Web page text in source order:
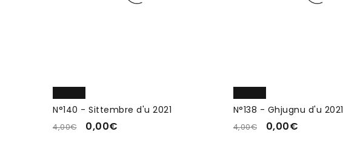
N°140 - Sittembre d'u 2021
4,00€ 0,00€
N°138 - Ghjugnu d'u 2021
4,00€ 0,00€